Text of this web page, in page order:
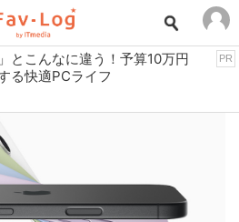
アウトドア用品
おもちゃ・ホビー
ゲーム
スイーツ・お菓子
とこんなに違う！予算10万円
る快適PCライフ
PR